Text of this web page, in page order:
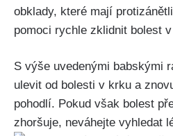
obklady, ‍které mají
pomoci⁤ rychle zklidnit bolest
S výše uvedenými ⁣babskými
ulevit od bolesti v ⁢krku a
pohodlí. ⁣Pokud ​však ⁤bolest
zhoršuje,​ neváhejte vyhledat